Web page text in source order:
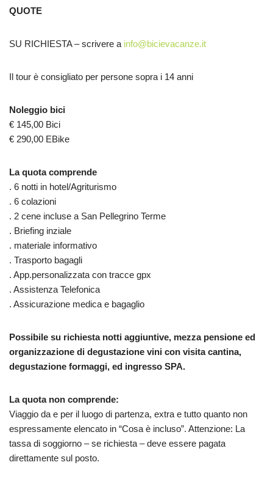
QUOTE
SU RICHIESTA – scrivere a info@bicievacanze.it
Il tour è consigliato per persone sopra i 14 anni
Noleggio bici
€ 145,00 Bici
€ 290,00 EBike
La quota comprende
. 6 notti in hotel/Agriturismo
. 6 colazioni
. 2 cene incluse a San Pellegrino Terme
. Briefing inziale
. materiale informativo
. Trasporto bagagli
. App.personalizzata con tracce gpx
. Assistenza Telefonica
. Assicurazione medica e bagaglio
Possibile su richiesta notti aggiuntive, mezza pensione ed
organizzazione di degustazione vini con visita cantina,
degustazione formaggi, ed ingresso SPA.
La quota non comprende:
Viaggio da e per il luogo di partenza, extra e tutto quanto non
espressamente elencato in “Cosa è incluso”. Attenzione: La
tassa di soggiorno – se richiesta – deve essere pagata
direttamente sul posto.